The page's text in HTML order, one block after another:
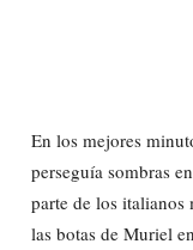
En los mejores
perseguía sombras
parte de los italianos
las botas de Muriel